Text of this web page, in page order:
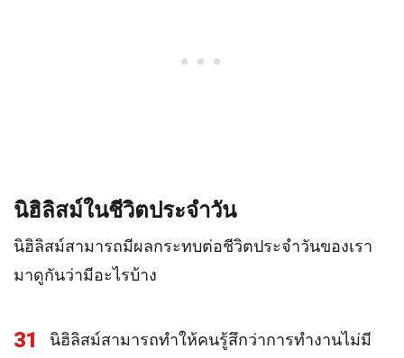
นิฮิลิสม์ในชีวิตประจำวัน
นิฮิลิสม์สามารถมีผลกระทบต่อชีวิตประจำวันของเรา
มาดูกันว่ามีอะไรบ้าง
31
นิฮิลิสม์สามารถทำให้คนรู้สึกว่าการทำงานไม่มี